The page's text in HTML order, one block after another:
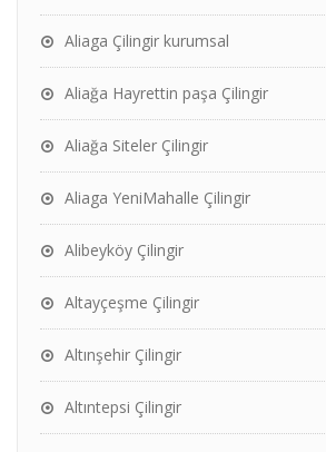
Aliaga Çilingir kurumsal
Aliağa Hayrettin paşa Çilingir
Aliağa Siteler Çilingir
Aliaga YeniMahalle Çilingir
Alibeyköy Çilingir
Altayçeşme Çilingir
Altınşehir Çilingir
Altıntepsi Çilingir